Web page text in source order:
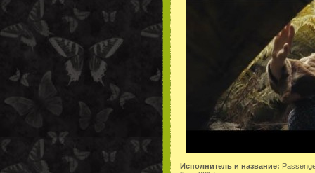
Исполнитель и название: